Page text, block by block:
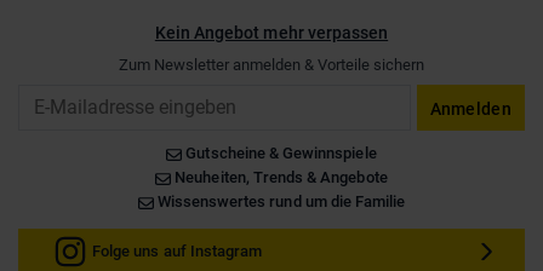
Kein Angebot mehr verpassen
Zum Newsletter anmelden & Vorteile sichern
Anmelden
Gutscheine & Gewinnspiele
Neuheiten, Trends & Angebote
Wissenswertes rund um die Familie
Folge uns auf Instagram